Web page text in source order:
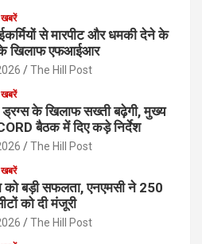
खबरें
से मारपीट और धमकी देने के
खिलाफ एफआईआर
The Hill Post
खबरें
ड्रग्स के खिलाफ सख्ती बढ़ेगी, मुख्य
बैठक में दिए कड़े निर्देश
The Hill Post
खबरें
को बड़ी सफलता, एनएमसी ने 250
को दी मंजूरी
The Hill Post